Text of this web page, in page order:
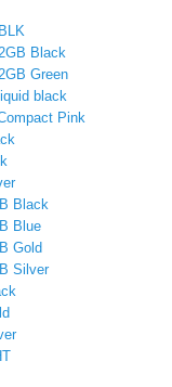
Black
Green
black
Pink
Black
Blue
Gold
Silver